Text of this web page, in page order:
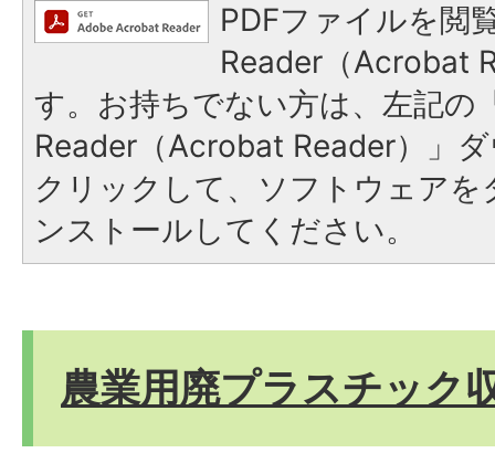
PDFファイルを閲
Reader（Acrobat
す。お持ちでない方は、左記の
Reader（Acrobat Reader）」
クリックして、ソフトウェア
ンストールしてください。
農業用廃プラスチック